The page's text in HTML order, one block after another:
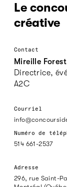
Le
créative
Contact
Mireille Forest
Directrice,
A2C
Courriel
Numéro de
514 661-2537
Adresse
296, rue Saint-